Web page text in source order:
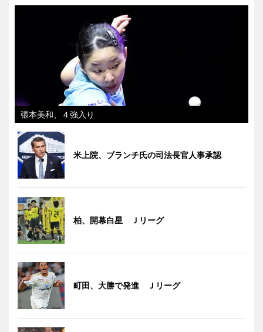
張本美和、４強入り
米上院、ブランチ氏の司法長官人事承認
柏、開幕白星 Ｊリーグ
町田、大勝で発進 Ｊリーグ